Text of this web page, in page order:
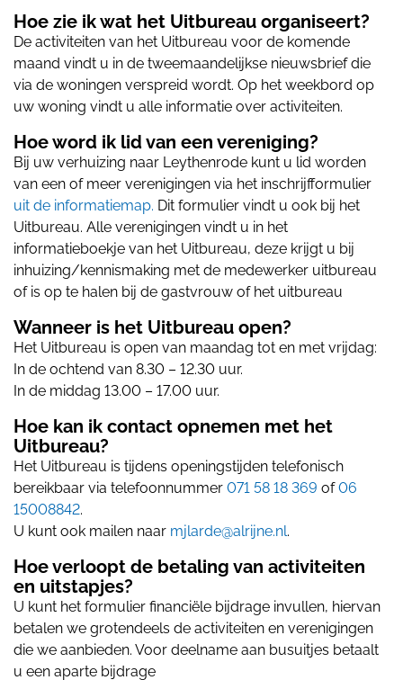
Hoe zie ik wat het Uitbureau organiseert?
De activiteiten van het Uitbureau voor de komende
maand vindt u in de tweemaandelijkse nieuwsbrief die
via de woningen verspreid wordt. Op het weekbord op
uw woning vindt u alle informatie over activiteiten.
Hoe word ik lid van een vereniging?
Bij uw verhuizing naar Leythenrode kunt u lid worden
van een of meer verenigingen via het inschrijfformulier
uit de informatiemap. Dit formulier vindt u ook bij het
Uitbureau. Alle verenigingen vindt u in het
informatieboekje van het Uitbureau, deze krijgt u bij
inhuizing/kennismaking met de medewerker uitbureau
of is op te halen bij de gastvrouw of het uitbureau
Wanneer is het Uitbureau open?
Het Uitbureau is open van maandag tot en met vrijdag:
In de ochtend van 8.30 – 12.30 uur.
In de middag 13.00 – 17.00 uur.
Hoe kan ik contact opnemen met het
Uitbureau?
Het Uitbureau is tijdens openingstijden telefonisch
bereikbaar via telefoonnummer 071 58 18 369 of06
15008842.
U kunt ook mailen naar mjlarde@alrijne.nl.
Hoe verloopt de betaling van activiteiten
en uitstapjes?
U kunt het formulier financiële bijdrage invullen, hiervan
betalen we grotendeels de activiteiten en verenigingen
die we aanbieden. Voor deelname aan busuitjes betaalt
u een aparte bijdrage